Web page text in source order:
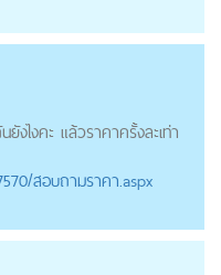
ไงคะ แล้วราคาครั้งละเท่า
สอบถามราคา.aspx